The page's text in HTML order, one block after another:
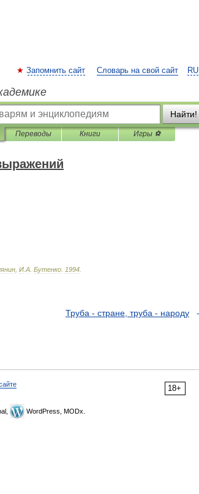
RU
Запомнить сайт Словарь на свой сайт
Найти!
Переводы Книги Игры ⚽
И А Бутенко 1994
Труба - стране, труба - народу
18+
WordPress, MODx.